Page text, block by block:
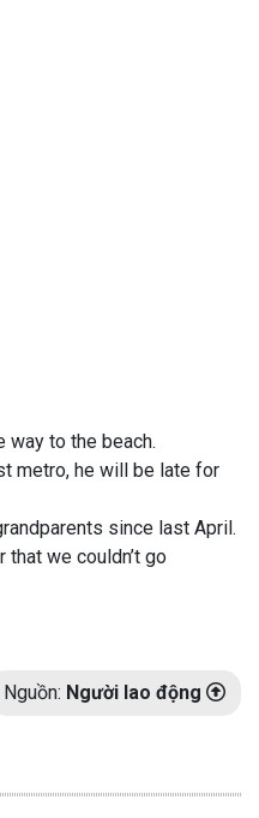
way to the beach.
metro, he will be late for
since last April.
we couldn’t go
Nguồn: Người lao động